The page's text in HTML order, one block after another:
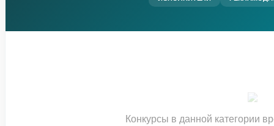
Конкурсы в данной категории